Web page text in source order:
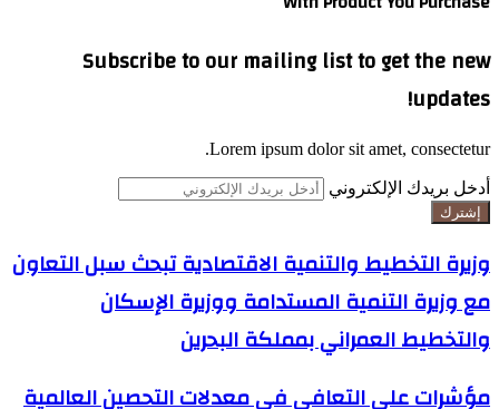
Subscribe to our mailing list to get the new
updates!
Lorem ipsum dolor sit amet, consectetur.
أدخل بريدك الإلكتروني
وزيرة التخطيط والتنمية الاقتصادية تبحث سبل التعاون
مع وزيرة التنمية المستدامة ووزيرة الإسكان
والتخطيط العمراني بمملكة البحرين
مؤشرات على التعافي في معدلات التحصين العالمية